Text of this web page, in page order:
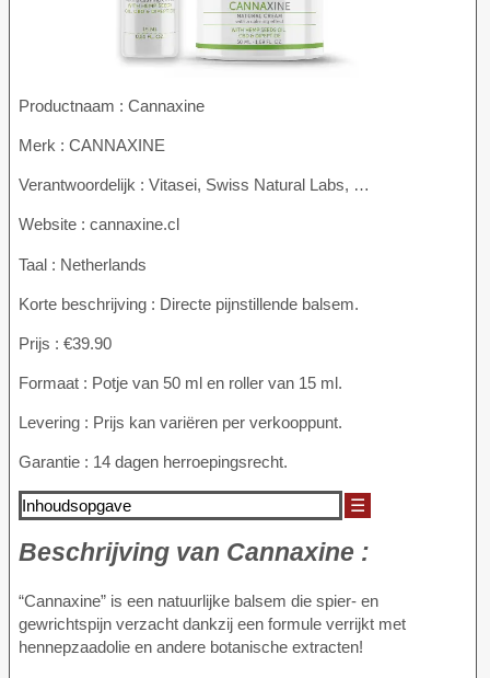
Productnaam : Cannaxine
Merk : CANNAXINE
Verantwoordelijk : Vitasei, Swiss Natural Labs, …
Website : cannaxine.cl
Taal : Netherlands
Korte beschrijving : Directe pijnstillende balsem.
Prijs : €39.90
Formaat : Potje van 50 ml en roller van 15 ml.
Levering : Prijs kan variëren per verkooppunt.
Garantie : 14 dagen herroepingsrecht.
Inhoudsopgave ☰
Beschrijving van Cannaxine :
“Cannaxine” is een natuurlijke balsem die spier- en
gewrichtspijn verzacht dankzij een formule verrijkt met
hennepzaadolie en andere botanische extracten!